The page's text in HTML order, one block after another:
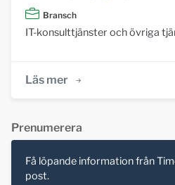
Bransch
IT-konsulttjänster och övriga
Läs mer
Prenumerera
Få löpande information från
post.